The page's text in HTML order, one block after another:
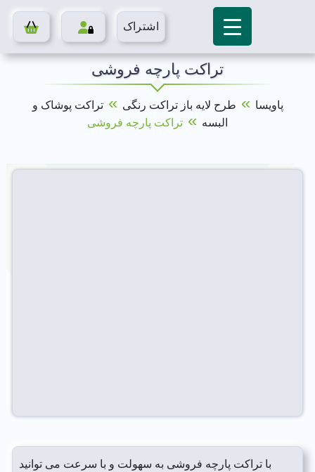
اشتراک
تراکت پارچه فروشی
پاویسا » طرح لایه باز تراکت رنگی »تراکت پوشاک و
البسه » تراکت پارچه فروشی
با تراکت پارچه فروشی به سهولت و با سرعت می توانید